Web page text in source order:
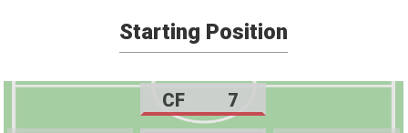
Starting Position
CF 7